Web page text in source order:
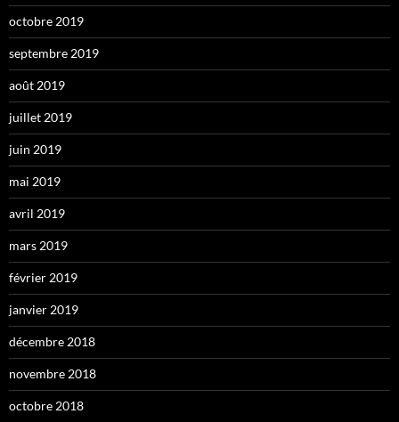
octobre 2019
septembre 2019
août 2019
juillet 2019
juin 2019
mai 2019
avril 2019
mars 2019
février 2019
janvier 2019
décembre 2018
novembre 2018
octobre 2018